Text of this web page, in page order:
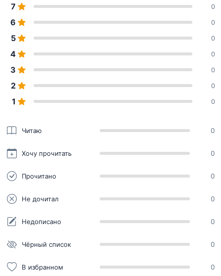
7 0
6 0
5 0
4 0
3 0
2 0
1 0
Читаю 0
Хочу прочитать 0
Прочитано 0
Не дочитал 0
Недописано 0
Чёрный список 0
В избранном 0